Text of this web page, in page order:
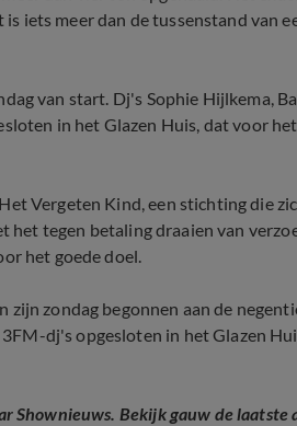
iets meer dan de tussenstand van
van start. Dj's Sophie Hijlkema,
in het Glazen Huis, dat voor
Vergeten Kind, een stichting die
tegen betaling draaien van
het goede doel.
zijn zondag begonnen aan de
dj's opgesloten in het Glazen
Shownieuws. Bekijk gauw de laatste